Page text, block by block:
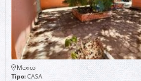
Mexico
Tipo:CASA